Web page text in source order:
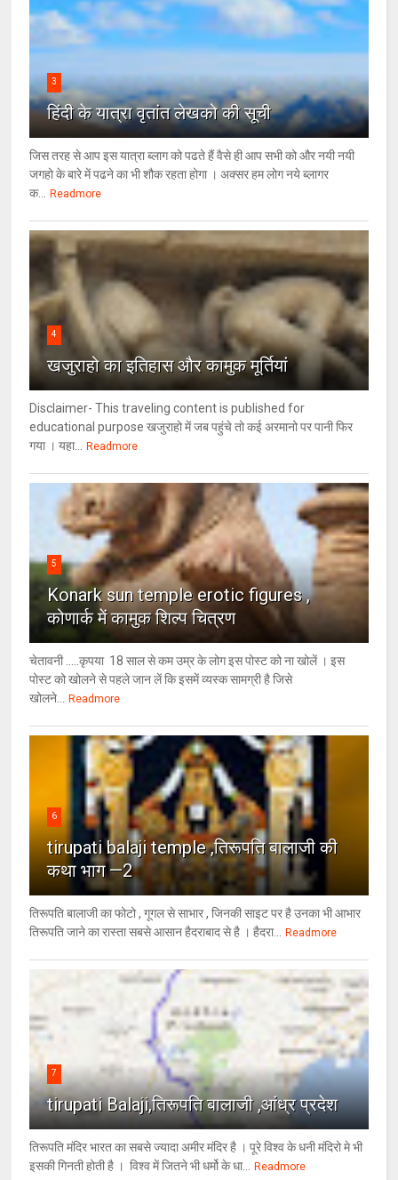
3
हिंदी के यात्रा वृतांत लेखको की सूची
जिस तरह से आप इस यात्रा ब्लाग को पढते हैं वैसे ही आप सभी को और नयी नयी
जगहो के बारे में पढने का भी शौक रहता होगा । अक्सर हम लोग नये ब्लागर
क...
Readmore
4
खजुराहो का इतिहास और कामुक मूर्तियां
Disclaimer- This traveling content is published for
educational purpose खजुराहो में जब पहुंचे तो कई अरमानो पर पानी फिर
गया । यहा...
Readmore
5
Konark sun temple erotic figures ,
कोणार्क में कामुक शिल्प चित्रण
चेतावनी .....कृपया 18 साल से कम उम्र के लोग इस पोस्ट को ना खोलें । इस
पोस्ट को खोलने से पहले जान लें कि इसमें व्यस्क सामग्री है जिसे
खोलने...
Readmore
6
tirupati balaji temple ,तिरूपति बालाजी की
कथा भाग —2
तिरूपति बालाजी का फोटो , गूगल से साभार , ​जिनकी साइट पर है उनका भी आभार
तिरूपति जाने का रास्ता सबसे आसान हैदराबाद से है । हैदरा...
Readmore
7
tirupati Balaji,तिरूपति बालाजी ,आंध्र प्रदेश
तिरूपति मंदिर भारत का सबसे ज्यादा अमीर मंदिर है । पूरे विश्व के धनी मंदिरो मे भी
इसकी गिनती होती है । विश्व में जितने भी धर्मो के धा...
Readmore